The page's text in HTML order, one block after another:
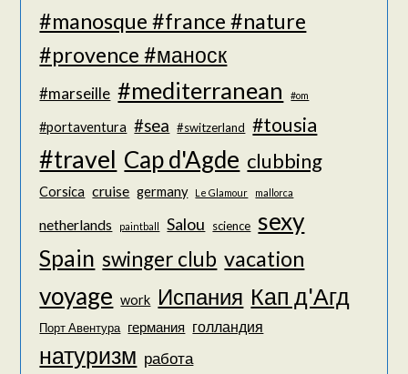
#manosque #france #nature
#provence #маноск
#marseille #mediterranean #om
#portaventura #sea #switzerland #tousia
#travel Cap d'Agde clubbing
Corsica cruise germany Le Glamour mallorca
netherlands paintball Salou science sexy
Spain swinger club vacation
voyage work Испания Кап д'Агд
Порт Авентура германия голландия
натуризм работа